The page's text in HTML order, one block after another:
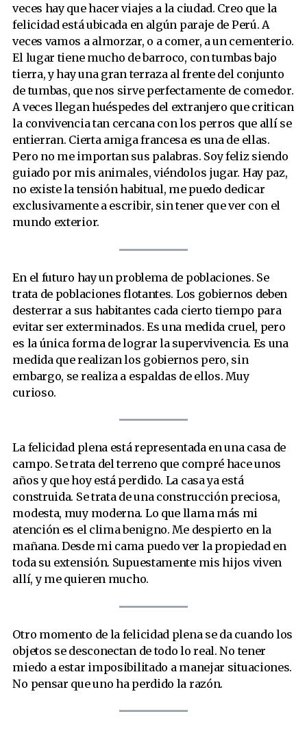
veces hay que hacer viajes a la ciudad. Creo que la
felicidad está ubicada en algún paraje de Perú. A
veces vamos a almorzar, o a comer, a un cementerio.
El lugar tiene mucho de barroco, con tumbas bajo
tierra, y hay una gran terraza al frente del conjunto
de tumbas, que nos sirve perfectamente de comedor.
A veces llegan huéspedes del extranjero que critican
la convivencia tan cercana con los perros que allí se
entierran. Cierta amiga francesa es una de ellas.
Pero no me importan sus palabras. Soy feliz siendo
guiado por mis animales, viéndolos jugar. Hay paz,
no existe la tensión habitual, me puedo dedicar
exclusivamente a escribir, sin tener que ver con el
mundo exterior.
En el futuro hay un problema de poblaciones. Se
trata de poblaciones flotantes. Los gobiernos deben
desterrar a sus habitantes cada cierto tiempo para
evitar ser exterminados. Es una medida cruel, pero
es la única forma de lograr la supervivencia. Es una
medida que realizan los gobiernos pero, sin
embargo, se realiza a espaldas de ellos. Muy
curioso.
La felicidad plena está representada en una casa de
campo. Se trata del terreno que compré hace unos
años y que hoy está perdido. La casa ya está
construida. Se trata de una construcción preciosa,
modesta, muy moderna. Lo que llama más mi
atención es el clima benigno. Me despierto en la
mañana. Desde mi cama puedo ver la propiedad en
toda su extensión. Supuestamente mis hijos viven
allí, y me quieren mucho.
Otro momento de la felicidad plena se da cuando los
objetos se desconectan de todo lo real. No tener
miedo a estar imposibilitado a manejar situaciones.
No pensar que uno ha perdido la razón.